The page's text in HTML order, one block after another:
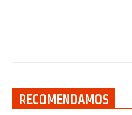
RECOMENDAMOS